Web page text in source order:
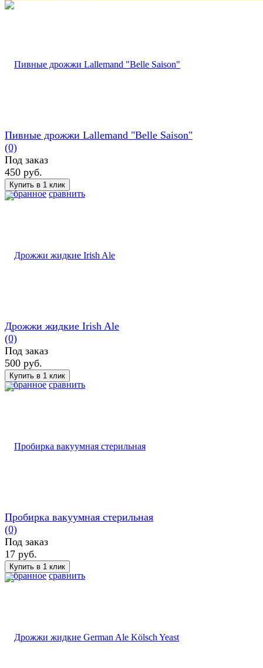
избранное сравнить
Пивные дрожжи Lallemand "Belle Saison"
(0)
Под заказ
450 руб.
избранное сравнить
Дрожжи жидкие Irish Ale
(0)
Под заказ
500 руб.
избранное сравнить
Пробирка вакуумная стерильная
(0)
Под заказ
17 руб.